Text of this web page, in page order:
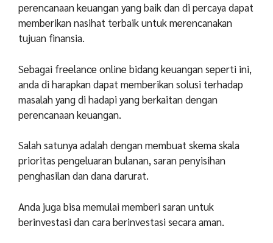
perencanaan keuangan yang baik dan di percaya dapat
memberikan nasihat terbaik untuk merencanakan
tujuan finansia.
Sebagai freelance online bidang keuangan seperti ini,
anda di harapkan dapat memberikan solusi terhadap
masalah yang di hadapi yang berkaitan dengan
perencanaan keuangan.
Salah satunya adalah dengan membuat skema skala
prioritas pengeluaran bulanan, saran penyisihan
penghasilan dan dana darurat.
Anda juga bisa memulai memberi saran untuk
berinvestasi dan cara berinvestasi secara aman.